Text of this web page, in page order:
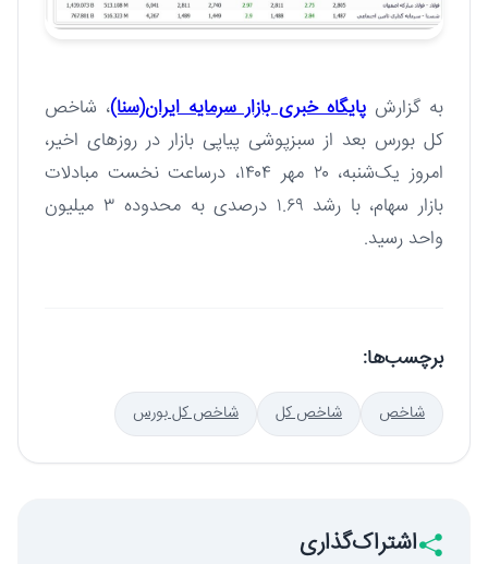
به گزارش پایگاه خبری بازار سرمایه ایران(سنا)، شاخص
کل بورس بعد از سبزپوشی پیاپی بازار در روزهای اخیر،
امروز یک‌شنبه، ۲۰ مهر ۱۴۰۴، درساعت نخست مبادلات
بازار سهام، با رشد ۱.۶۹ درصدی به محدوده ۳ میلیون
واحد رسید.
برچسب‌ها:
شاخص شاخص کل شاخص کل بورس
اشتراک‌گذاری